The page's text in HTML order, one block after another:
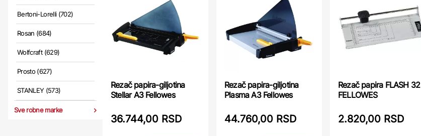
Bertoni-Lorelli (702)
Rosan (684)
Wolfcraft (629)
Prosto (627)
STANLEY (573)
Sve robne marke
Rezač papira-giljotina
Stellar A3 Fellowes
36.744,00 RSD
Rezač papira-giljotina
Plasma A3 Fellowes
44.760,00 RSD
Rezač papira FLASH 32
FELLOWES
2.820,00 RSD